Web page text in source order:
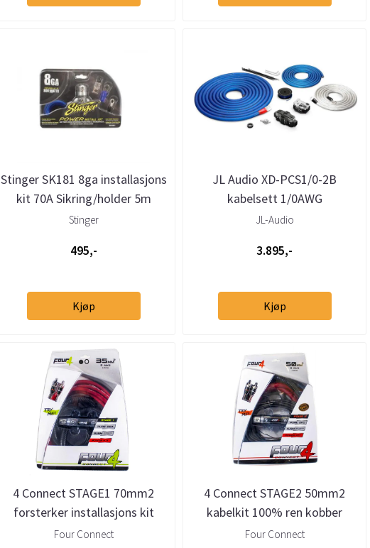
Stinger SK181 8ga installasjons
kit 70A Sikring/holder 5m
remote
Stinger
495,-
Kjøp
JL Audio XD-PCS1/0-2B
kabelsett 1/0AWG
sikringsholder fordelings
JL-Audio
3.895,-
Kjøp
4 Connect STAGE1 70mm2
forsterker installasjons kit
Four Connect
4 Connect STAGE2 50mm2
kabelkit 100% ren kobber
Four Connect